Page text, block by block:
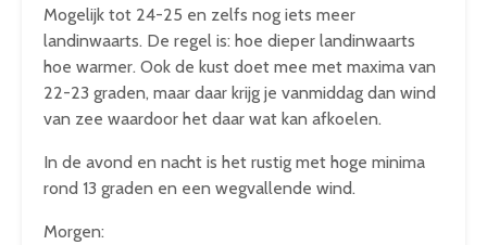
Mogelijk tot 24-25 en zelfs nog iets meer
landinwaarts. De regel is: hoe dieper landinwaarts
hoe warmer. Ook de kust doet mee met maxima van
22-23 graden, maar daar krijg je vanmiddag dan wind
van zee waardoor het daar wat kan afkoelen.
In de avond en nacht is het rustig met hoge minima
rond 13 graden en een wegvallende wind.
Morgen: